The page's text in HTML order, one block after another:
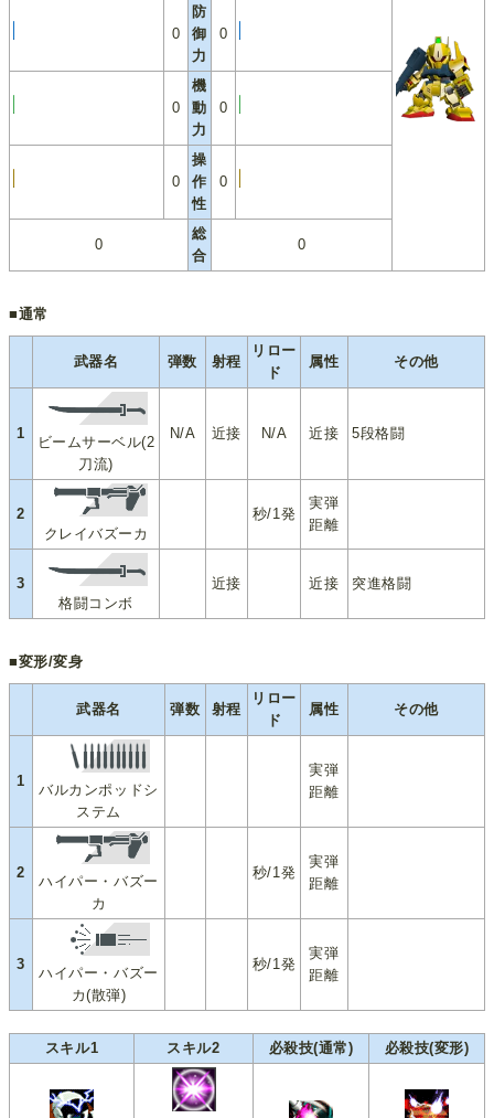
0
防
御
力
0
0
機
動
力
0
0
操
作
性
0
0
総
合
0
■通常
武器名 弾数 射程
リロー
ド
属性 その他
1
ビームサーベル(2
刀流)
N/A 近接 N/A 近接 5段格闘
2
クレイバズーカ
秒/1発
実弾
距離
3
格闘コンボ
近接 近接 突進格闘
■変形/変身
武器名 弾数 射程
リロー
ド
属性 その他
1
バルカンポッドシ
ステム
実弾
距離
2
ハイパー・バズー
カ
秒/1発
実弾
距離
3
ハイパー・バズー
カ(散弾)
秒/1発
実弾
距離
スキル1 スキル2 必殺技(通常) 必殺技(変形)